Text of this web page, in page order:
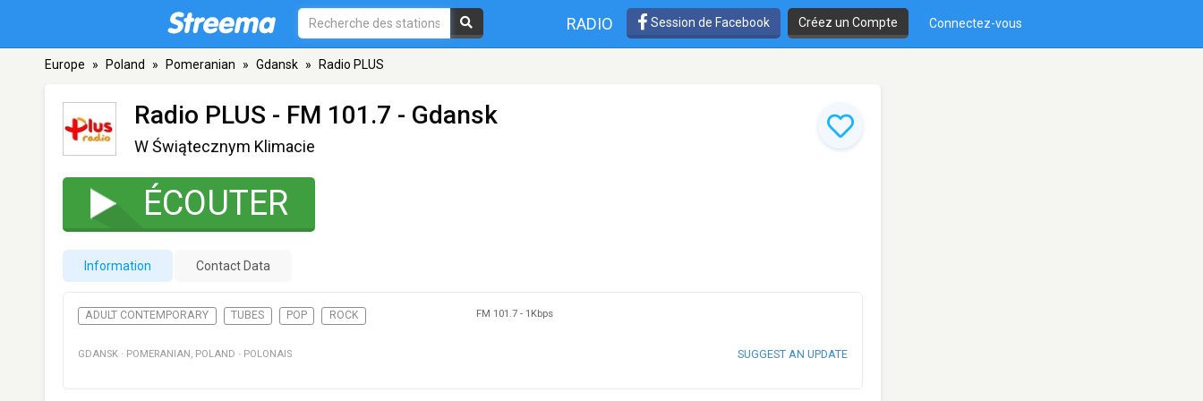
RADIO Session de Facebook Créez un Compte Connectez-vous
Europe » Poland » Pomeranian » Gdansk » Radio PLUS
Radio PLUS - FM 101.7 - Gdansk
W Świątecznym Klimacie
ÉCOUTER
Information Contact Data
ADULT CONTEMPORARY TUBES POP ROCK FM 101.7 - 1Kbps
GDANSK · POMERANIAN , POLAND · POLONAIS SUGGEST AN UPDATE